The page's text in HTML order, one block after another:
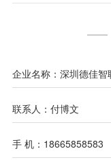
企业名称：深圳德佳智
联系人：付博文
手 机：18665858583